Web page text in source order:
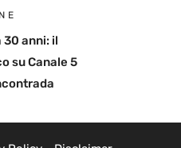
anni: il
su Canale 5